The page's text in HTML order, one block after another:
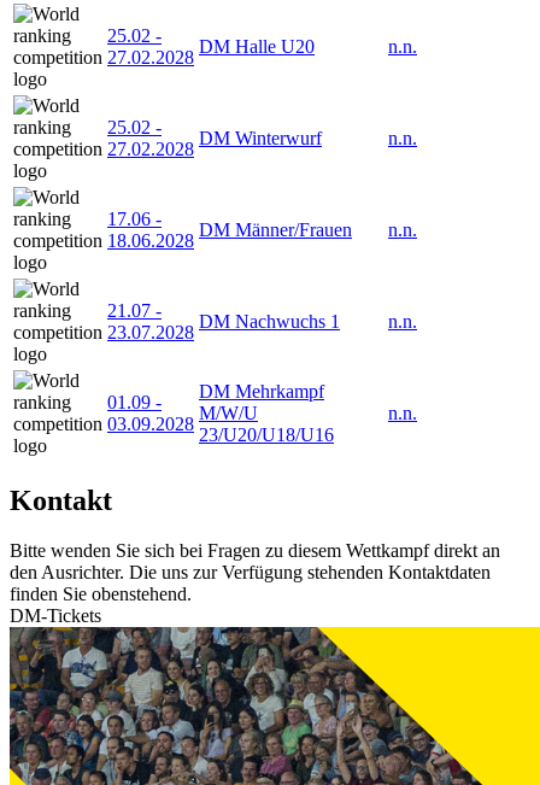
25.02 -
27.02.2028
DM Halle U20 n.n.
25.02 -
27.02.2028
DM Winterwurf n.n.
17.06 -
18.06.2028
DM Männer/Frauen n.n.
21.07 -
23.07.2028
DM Nachwuchs 1 n.n.
01.09 -
03.09.2028
DM Mehrkampf
M/W/U
23/U20/U18/U16
n.n.
Kontakt
Bitte wenden Sie sich bei Fragen zu diesem Wettkampf direkt an
den Ausrichter. Die uns zur Verfügung stehenden Kontaktdaten
finden Sie obenstehend.
DM-Tickets